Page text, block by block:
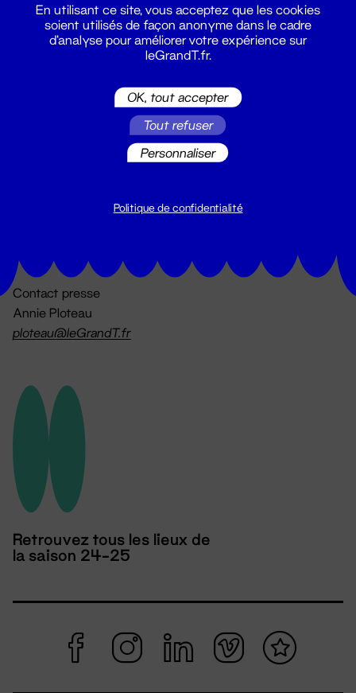
billetterie@leGrandT.fr
Du lundi au vendredi 14h → 18h
Contact presse
Annie Ploteau
ploteau@leGrandT.fr
Retrouvez tous les lieux de
la saison 24-25
En utilisant ce site, vous acceptez que les cookies
soient utilisés de façon anonyme dans le cadre
d'analyse pour améliorer votre expérience sur
leGrandT.fr.
OK, tout accepter
Tout refuser
Personnaliser
Politique de confidentialité